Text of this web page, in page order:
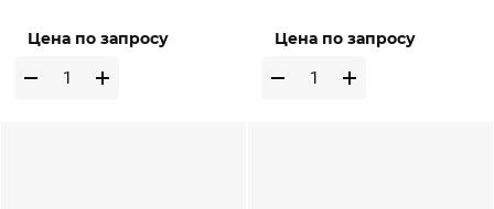
Цена по запросу Цена по запросу